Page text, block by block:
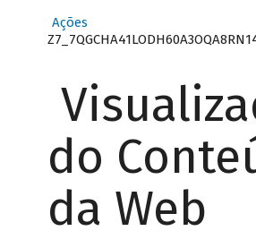
Ações
do
da Web